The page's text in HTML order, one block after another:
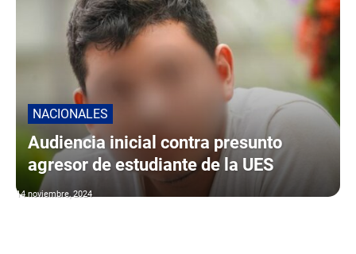
NACIONALES
Audiencia inicial contra presunto
agresor de estudiante de la UES
14 noviembre, 2024